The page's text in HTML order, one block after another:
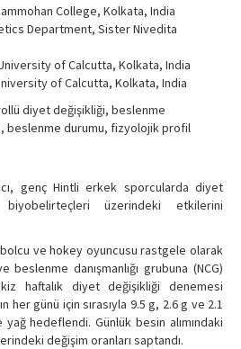
College, Kolkata, India
Department, Sister Nivedita
of Calcutta, Kolkata, India
of Calcutta, Kolkata, India
diyet değişikliği, beslenme
beslenme durumu, fizyolojik profil
genç Hintli erkek sporcularda diyet
biyobelirteçleri üzerindeki etkilerini
ve hokey oyuncusu rastgele olarak
beslenme danışmanlığı grubuna (NCG)
haftalık diyet değişikliği denemesi
her günü için sırasıyla 9.5 g, 2.6 g ve 2.1
hedeflendi. Günlük besin alımındaki
değişim oranları saptandı.